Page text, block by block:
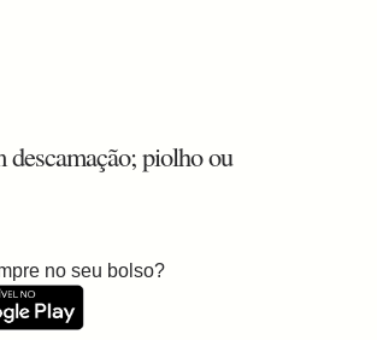
piolho ou
no seu bolso?